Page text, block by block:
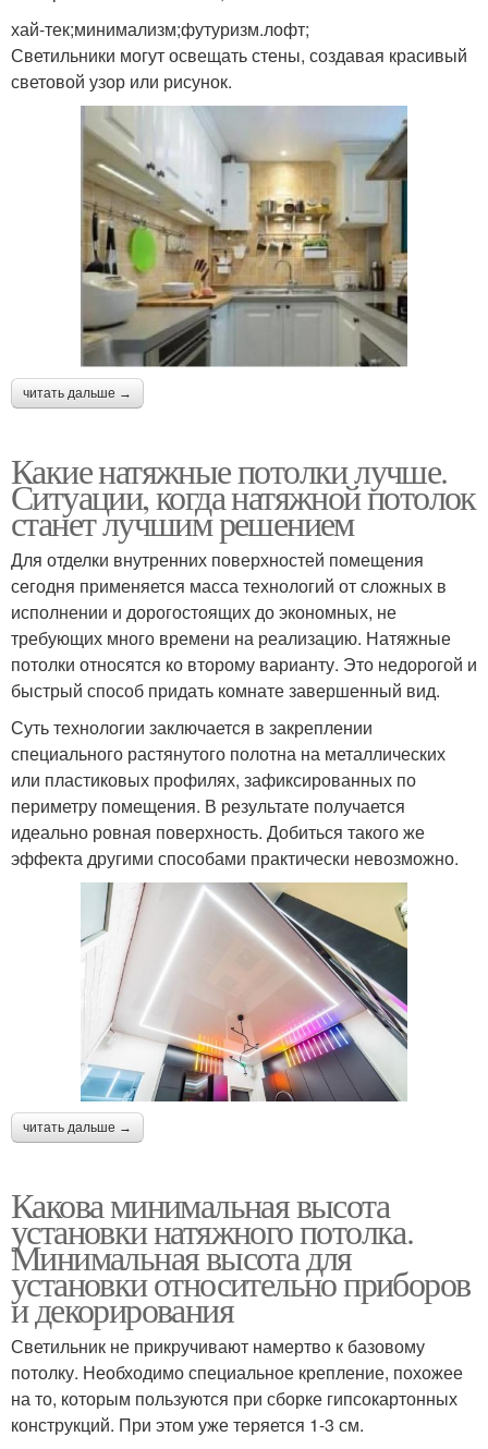
хай-тек;минимализм;футуризм.лофт;
Светильники могут освещать стены, создавая красивый
световой узор или рисунок.
читать дальше →
Какие натяжные потолки лучше.
Ситуации, когда натяжной потолок
станет лучшим решением
Для отделки внутренних поверхностей помещения
сегодня применяется масса технологий от сложных в
исполнении и дорогостоящих до экономных, не
требующих много времени на реализацию. Натяжные
потолки относятся ко второму варианту. Это недорогой и
быстрый способ придать комнате завершенный вид.
Суть технологии заключается в закреплении
специального растянутого полотна на металлических
или пластиковых профилях, зафиксированных по
периметру помещения. В результате получается
идеально ровная поверхность. Добиться такого же
эффекта другими способами практически невозможно.
читать дальше →
Какова минимальная высота
установки натяжного потолка.
Минимальная высота для
установки относительно приборов
и декорирования
Светильник не прикручивают намертво к базовому
потолку. Необходимо специальное крепление, похожее
на то, которым пользуются при сборке гипсокартонных
конструкций. При этом уже теряется 1-3 см.